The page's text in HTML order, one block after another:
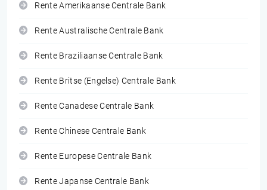
Rente Amerikaanse Centrale Bank
Rente Australische Centrale Bank
Rente Braziliaanse Centrale Bank
Rente Britse (Engelse) Centrale Bank
Rente Canadese Centrale Bank
Rente Chinese Centrale Bank
Rente Europese Centrale Bank
Rente Japanse Centrale Bank